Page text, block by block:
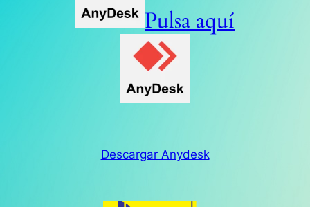
Pulsa aquí
Descargar Anydesk